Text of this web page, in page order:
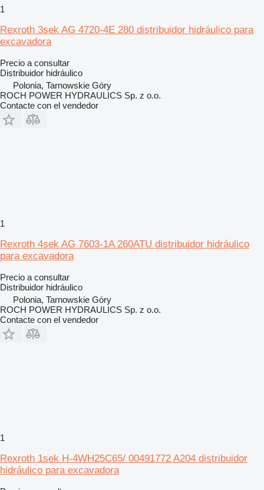
1
Rexroth 3sek AG 4720-4E 280 distribuidor hidráulico para
excavadora
Precio a consultar
Distribuidor hidráulico
Polonia, Tarnowskie Góry
ROCH POWER HYDRAULICS Sp. z o.o.
Contacte con el vendedor
1
Rexroth 4sek AG 7603-1A 260ATU distribuidor hidráulico
para excavadora
Precio a consultar
Distribuidor hidráulico
Polonia, Tarnowskie Góry
ROCH POWER HYDRAULICS Sp. z o.o.
Contacte con el vendedor
1
Rexroth 1sek H-4WH25C65/ 00491772 A204 distribuidor
hidráulico para excavadora